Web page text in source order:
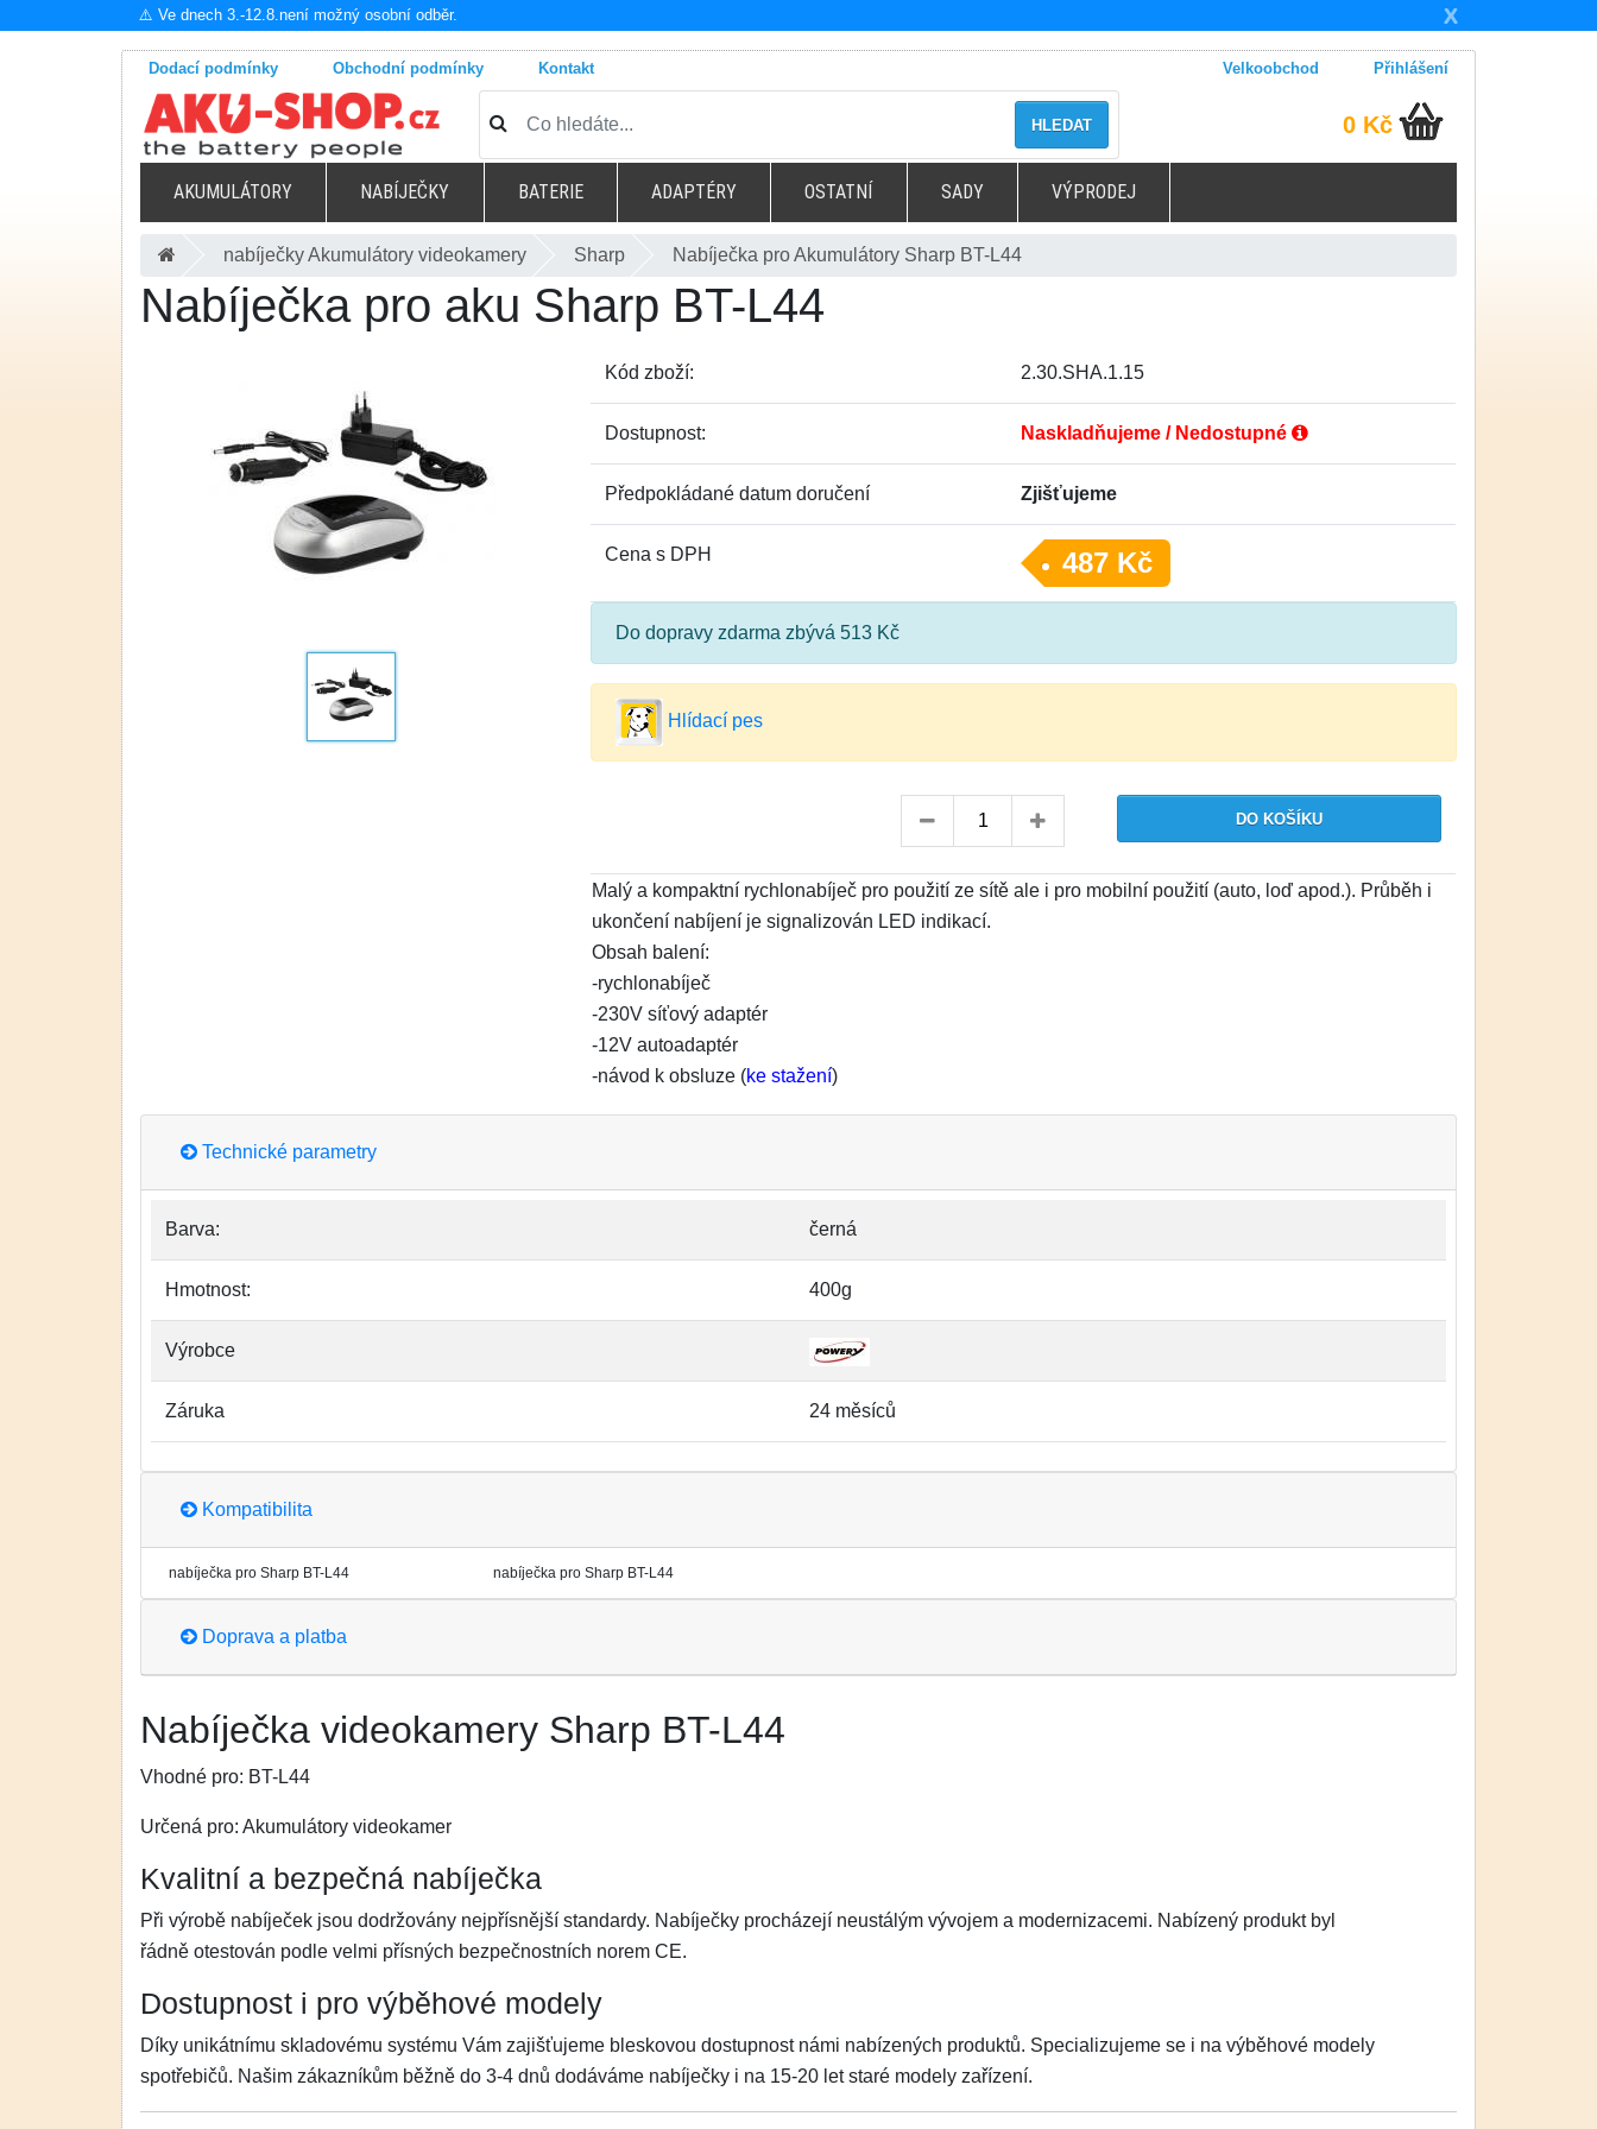
X
⚠️ Ve dnech 3.-12.8.není možný osobní odběr.
Dodací podmínky Obchodní podmínky Kontakt Velkoobchod Přihlášení
HLEDAT 0 Kč
AKUMULÁTORY NABÍJEČKY BATERIE ADAPTÉRY OSTATNÍ SADY VÝPRODEJ
nabíječky Akumulátory videokamery Sharp Nabíječka pro Akumulátory Sharp BT-L44
Nabíječka pro aku Sharp BT-L44
Kód zboží: 2.30.SHA.1.15
Dostupnost: Naskladňujeme / Nedostupné
Předpokládané datum doručení Zjišťujeme
Cena s DPH 487 Kč
Do dopravy zdarma zbývá 513 Kč
Hlídací pes
Malý a kompaktní rychlonabíječ pro použití ze sítě ale i pro mobilní použití (auto, loď apod.). Průběh i
ukončení nabíjení je signalizován LED indikací.
Obsah balení:
-rychlonabíječ
-230V síťový adaptér
-12V autoadaptér
-návod k obsluze (ke stažení)
Technické parametry
Barva: černá
Hmotnost: 400g
Výrobce
Záruka 24 měsíců
Kompatibilita
nabíječka pro Sharp BT-L44 nabíječka pro Sharp BT-L44
Doprava a platba
Nabíječka videokamery Sharp BT-L44
Vhodné pro: BT-L44
Určená pro: Akumulátory videokamer
Kvalitní a bezpečná nabíječka
Při výrobě nabíječek jsou dodržovány nejpřísnější standardy. Nabíječky procházejí neustálým vývojem a modernizacemi. Nabízený produkt byl
řádně otestován podle velmi přísných bezpečnostních norem CE.
Dostupnost i pro výběhové modely
Díky unikátnímu skladovému systému Vám zajišťujeme bleskovou dostupnost námi nabízených produktů. Specializujeme se i na výběhové modely
spotřebičů. Našim zákazníkům běžně do 3-4 dnů dodáváme nabíječky i na 15-20 let staré modely zařízení.